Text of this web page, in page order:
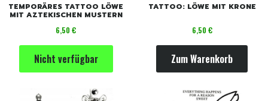
TEMPORÄRES TATTOO LÖWE
MIT AZTEKISCHEN MUSTERN
Preis
6,50 €
Nicht verfügbar
TATTOO: LÖWE MIT KRONE
Preis
6,50 €
Zum Warenkorb